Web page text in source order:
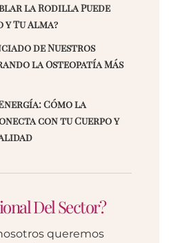
la Rodilla Puede
y Tu Alma?
de Nuestros
la Osteopatía Más
Cómo la
con tu Cuerpo y
Del Sector?
queremos